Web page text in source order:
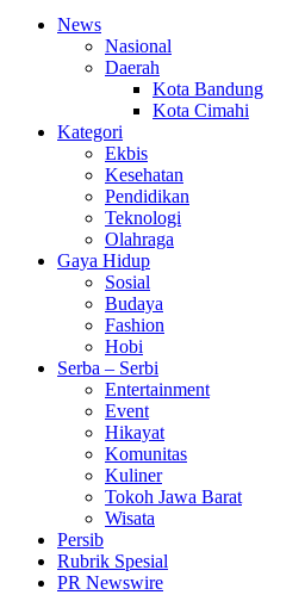
News
Nasional
Daerah
Kota Bandung
Kota Cimahi
Kategori
Ekbis
Kesehatan
Pendidikan
Teknologi
Olahraga
Gaya Hidup
Sosial
Budaya
Fashion
Hobi
Serba – Serbi
Entertainment
Event
Hikayat
Komunitas
Kuliner
Tokoh Jawa Barat
Wisata
Persib
Rubrik Spesial
PR Newswire